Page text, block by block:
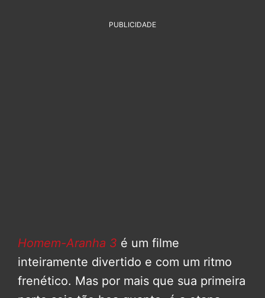
PUBLICIDADE
Homem-Aranha 3 é um filme
inteiramente divertido e com um ritmo
frenético. Mas por mais que sua primeira